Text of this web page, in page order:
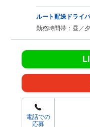
ルート配送ドライ
勤務時間帯：昼／
電話での
応募